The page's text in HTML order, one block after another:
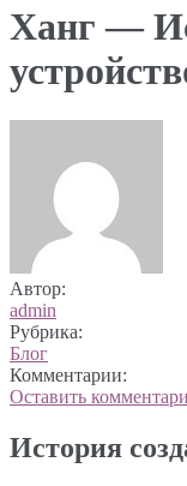
Ханг —
Автор:
admin
Рубрика:
Блог
Комментарии:
Оставить
История